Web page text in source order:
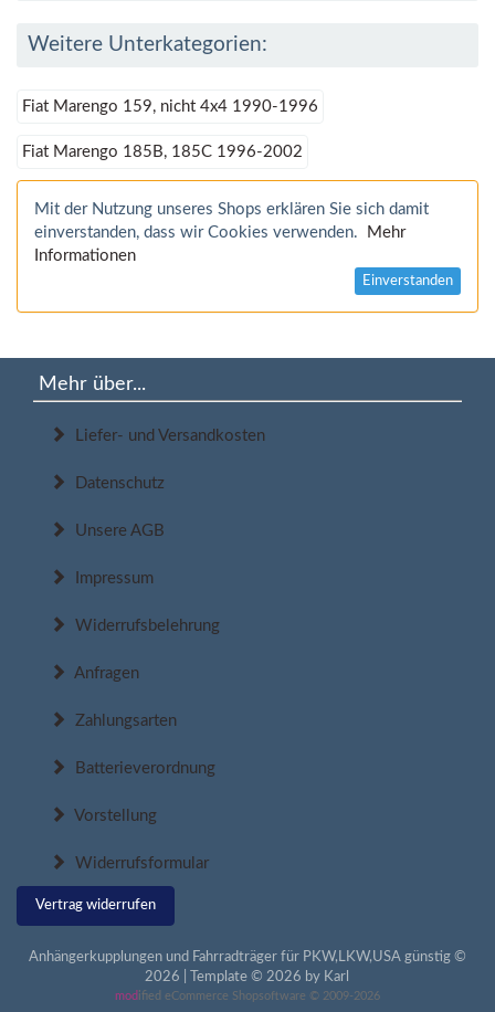
Weitere Unterkategorien:
Fiat Marengo 159, nicht 4x4 1990-1996
Fiat Marengo 185B, 185C 1996-2002
Mit der Nutzung unseres Shops erklären Sie sich damit
einverstanden, dass wir Cookies verwenden.
Mehr
Informationen
Einverstanden
Mehr über...
Liefer- und Versandkosten
Datenschutz
Unsere AGB
Impressum
Widerrufsbelehrung
Anfragen
Zahlungsarten
Batterieverordnung
Vorstellung
Widerrufsformular
Vertrag widerrufen
Anhängerkupplungen und Fahrradträger für PKW,LKW,USA günstig ©
2026 | Template © 2026 by Karl
mod ified eCommerce Shopsoftware © 2009-2026